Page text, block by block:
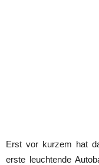
Erst vor kurzem hat
erste leuchtende